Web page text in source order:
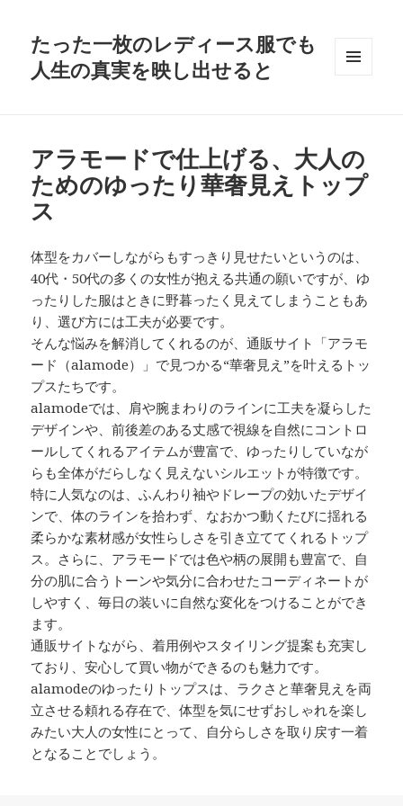
たった一枚のレディース服でも
人生の真実を映し出せると
アラモードで仕上げる、大人の
ためのゆったり華奢見えトップ
ス
体型をカバーしながらもすっきり見せたいというのは、
40代・50代の多くの女性が抱える共通の願いですが、ゆ
ったりした服はときに野暮ったく見えてしまうこともあ
り、選び方には工夫が必要です。
そんな悩みを解消してくれるのが、通販サイト「アラモ
ード（alamode）」で見つかる“華奢見え”を叶えるトッ
プスたちです。
alamodeでは、肩や腕まわりのラインに工夫を凝らした
デザインや、前後差のある丈感で視線を自然にコントロ
ールしてくれるアイテムが豊富で、ゆったりしていなが
らも全体がだらしなく見えないシルエットが特徴です。
特に人気なのは、ふんわり袖やドレープの効いたデザイ
ンで、体のラインを拾わず、なおかつ動くたびに揺れる
柔らかな素材感が女性らしさを引き立ててくれるトップ
ス。さらに、アラモードでは色や柄の展開も豊富で、自
分の肌に合うトーンや気分に合わせたコーディネートが
しやすく、毎日の装いに自然な変化をつけることができ
ます。
通販サイトながら、着用例やスタイリング提案も充実し
ており、安心して買い物ができるのも魅力です。
alamodeのゆったりトップスは、ラクさと華奢見えを両
立させる頼れる存在で、体型を気にせずおしゃれを楽し
みたい大人の女性にとって、自分らしさを取り戻す一着
となることでしょう。